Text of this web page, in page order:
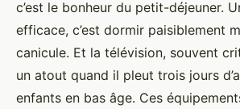
c’est le bonheur du petit-déjeuner.
efficace, c’est dormir paisiblement
canicule. Et la télévision, souvent
un atout quand il pleut trois jours
enfants en bas âge. Ces